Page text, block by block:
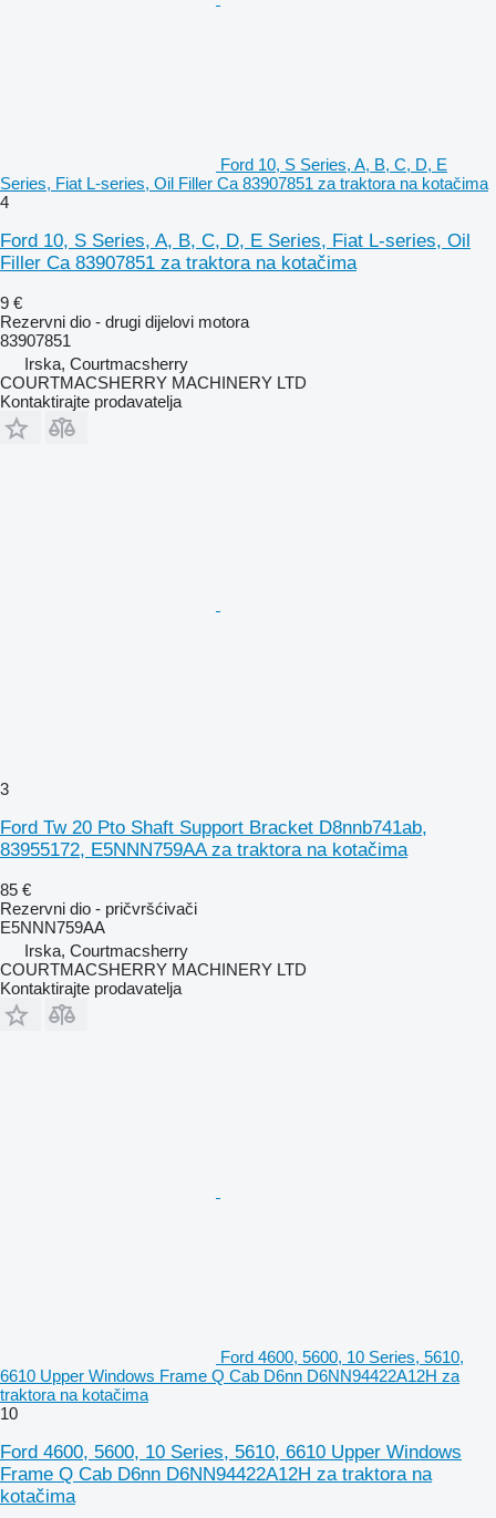
Ford 10, S Series, A, B, C, D, E
Series, Fiat L-series, Oil Filler Ca 83907851 za traktora na kotačima
4
Ford 10, S Series, A, B, C, D, E Series, Fiat L-series, Oil
Filler Ca 83907851 za traktora na kotačima
9 €
Rezervni dio - drugi dijelovi motora
83907851
Irska, Courtmacsherry
COURTMACSHERRY MACHINERY LTD
Kontaktirajte prodavatelja
3
Ford Tw 20 Pto Shaft Support Bracket D8nnb741ab,
83955172, E5NNN759AA za traktora na kotačima
85 €
Rezervni dio - pričvršćivači
E5NNN759AA
Irska, Courtmacsherry
COURTMACSHERRY MACHINERY LTD
Kontaktirajte prodavatelja
Ford 4600, 5600, 10 Series, 5610,
6610 Upper Windows Frame Q Cab D6nn D6NN94422A12H za
traktora na kotačima
10
Ford 4600, 5600, 10 Series, 5610, 6610 Upper Windows
Frame Q Cab D6nn D6NN94422A12H za traktora na
kotačima